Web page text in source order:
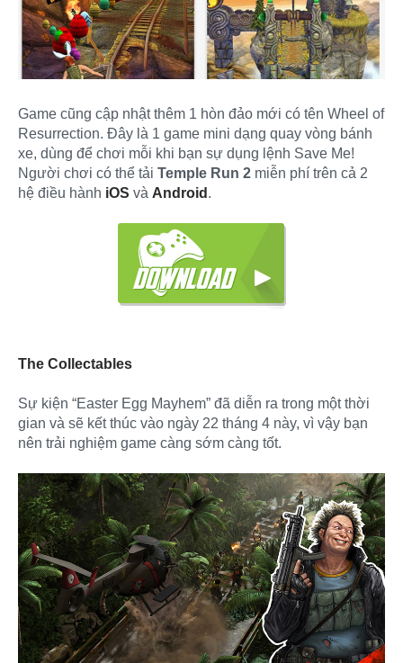
Game cũng cập nhật thêm 1 hòn đảo mới có tên Wheel of
Resurrection. Đây là 1 game mini dạng quay vòng bánh
xe, dùng để chơi mỗi khi bạn sự dụng lệnh Save Me!
Người chơi có thể tải Temple Run 2 miễn phí trên cả 2
hệ điều hành iOS và Android .
The Collectables
Sự kiện “Easter Egg Mayhem” đã diễn ra trong một thời
gian và sẽ kết thúc vào ngày 22 tháng 4 này, vì vậy bạn
nên trải nghiệm game càng sớm càng tốt.